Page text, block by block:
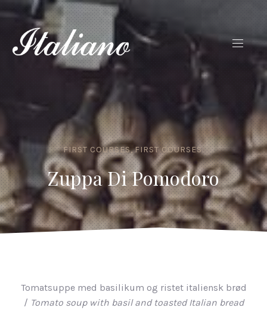
FIRST COURSES, FIRST COURSES
Zuppa Di Pomodoro
Tomatsuppe med basilikum og ristet italiensk brød
/ Tomato soup with basil and toasted Italian bread